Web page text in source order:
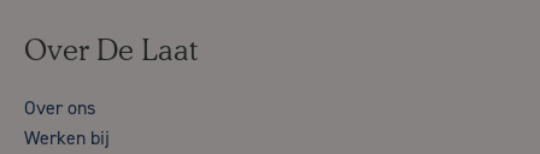
Over De Laat
Over ons
Werken bij